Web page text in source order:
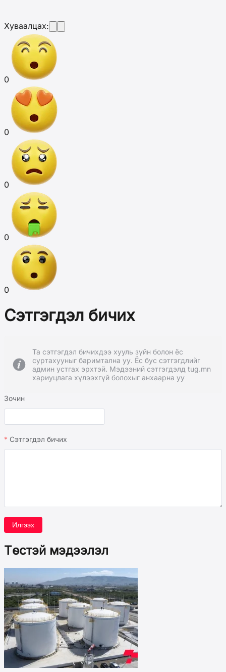
Хуваалцах:
0
0
0
0
0
Сэтгэгдэл бичих
Та сэтгэгдэл бичихдээ хууль зүйн болон ёс
суртахууныг баримтална уу. Ёс бус сэтгэгдлийг
админ устгах эрхтэй. Мэдээний сэтгэгдэлд tug.mn
хариуцлага хүлээхгүй болохыг анхаарна уу
Зочин
Сэтгэгдэл бичих
Илгээх
Төстэй мэдээлэл